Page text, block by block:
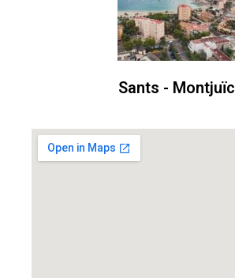
Sants - Montjuïc